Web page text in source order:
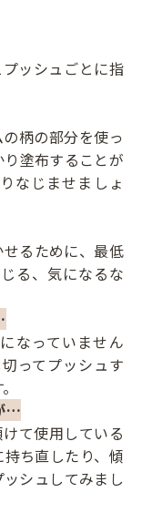
ッシュごとに指
柄の部分を使っ
塗布することが
なじませましょ
るために、最低
る、気になるな
なっていません
ってプッシュす
…
て使用している
ち直したり、傾
シュしてみまし